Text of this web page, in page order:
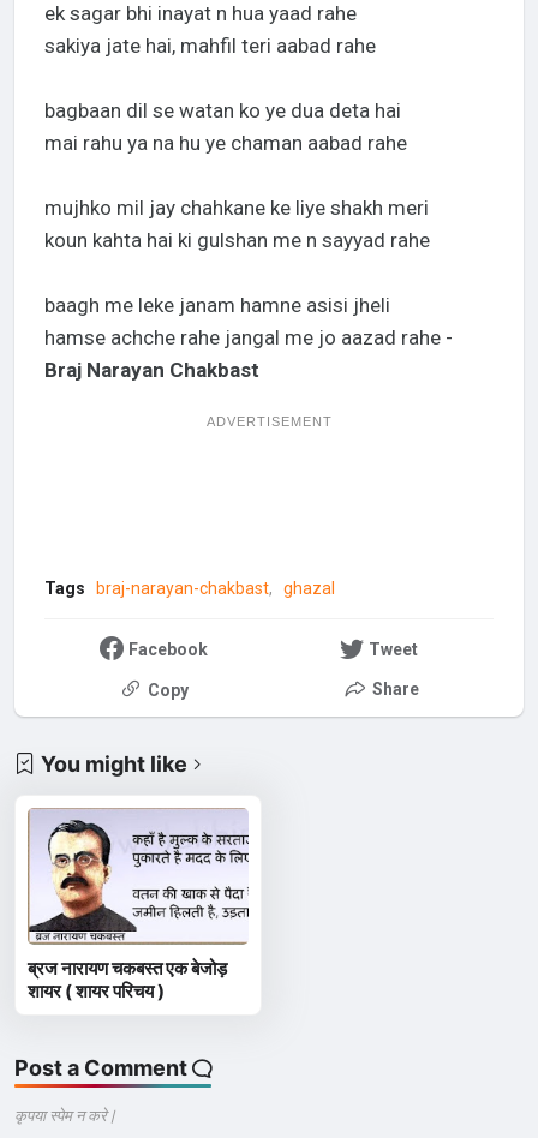
ek sagar bhi inayat n hua yaad rahe
sakiya jate hai, mahfil teri aabad rahe
bagbaan dil se watan ko ye dua deta hai
mai rahu ya na hu ye chaman aabad rahe
mujhko mil jay chahkane ke liye shakh meri
koun kahta hai ki gulshan me n sayyad rahe
baagh me leke janam hamne asisi jheli
hamse achche rahe jangal me jo aazad rahe -
Braj Narayan Chakbast
ADVERTISEMENT
Tags braj-narayan-chakbast ghazal
Facebook Tweet
Copy Share
You might like
ब्रज नारायण चकबस्त एक बेजोड़
शायर ( शायर परिचय )
Post a Comment
कृपया स्पेम न करे |